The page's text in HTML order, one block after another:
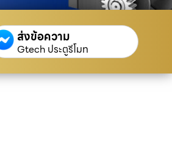
ส่งข้อความ
Gtech ประตูรีโมท